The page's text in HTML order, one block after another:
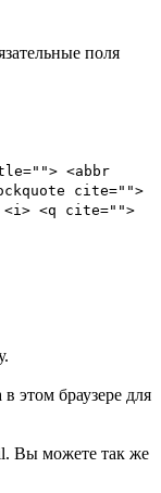
поля
<abbr
cite="">
<i> <q cite="">
этом браузере для
Вы можете так же